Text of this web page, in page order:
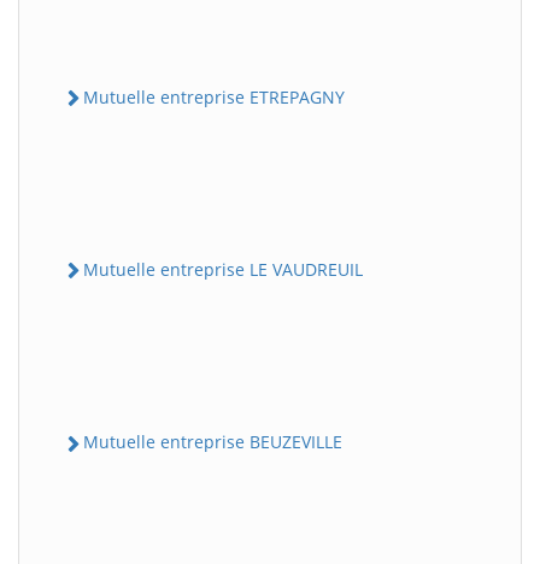
Mutuelle entreprise ETREPAGNY
Mutuelle entreprise LE VAUDREUIL
Mutuelle entreprise BEUZEVILLE